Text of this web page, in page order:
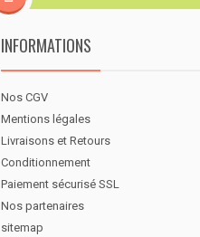
INFORMATIONS
Nos CGV
Mentions légales
Livraisons et Retours
Conditionnement
Paiement sécurisé SSL
Nos partenaires
sitemap